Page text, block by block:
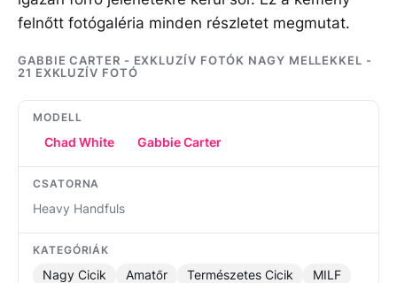
felnőtt fotógaléria minden részletet megmutat.
GABBIE CARTER - EXKLUZÍV FOTÓK NAGY MELLEKKEL -
21 EXKLUZÍV FOTÓ
MODELL
Chad White Gabbie Carter
CSATORNA
Heavy Handfuls
KATEGÓRIÁK
Nagy Cicik Amatőr Természetes Cicik
MILF